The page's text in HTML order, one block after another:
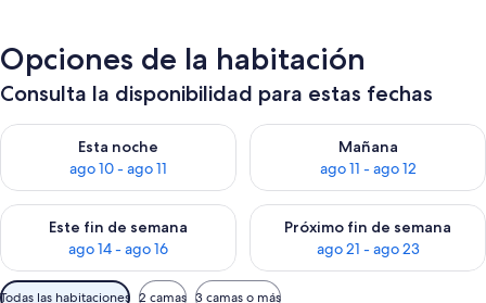
Opciones de la habitación
Consulta la disponibilidad para estas fechas
Esta noche
ago 10 - ago 11
Consulta la disponibilidad para esta noche, ago 10 - ago 11
Mañana
ago 11 - ago 12
Consulta la disponibilidad
Este fin de semana
ago 14 - ago 16
Consulta la disponibilidad para este fin de semana, ago 14 -
Próximo fin de semana
ago 21 - ago 23
Consulta la disponibilidad
Filtros
Todas las habitaciones 2 camas 3 camas o más